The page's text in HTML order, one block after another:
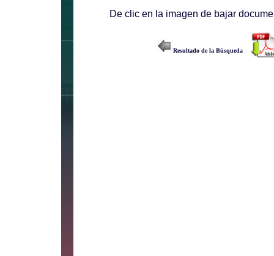
De clic en la imagen de bajar
Resultado de la Búsqueda